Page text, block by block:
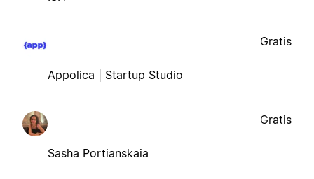
Appolica | Startup Studio
Gratis
Sasha Portianskaia
Gratis